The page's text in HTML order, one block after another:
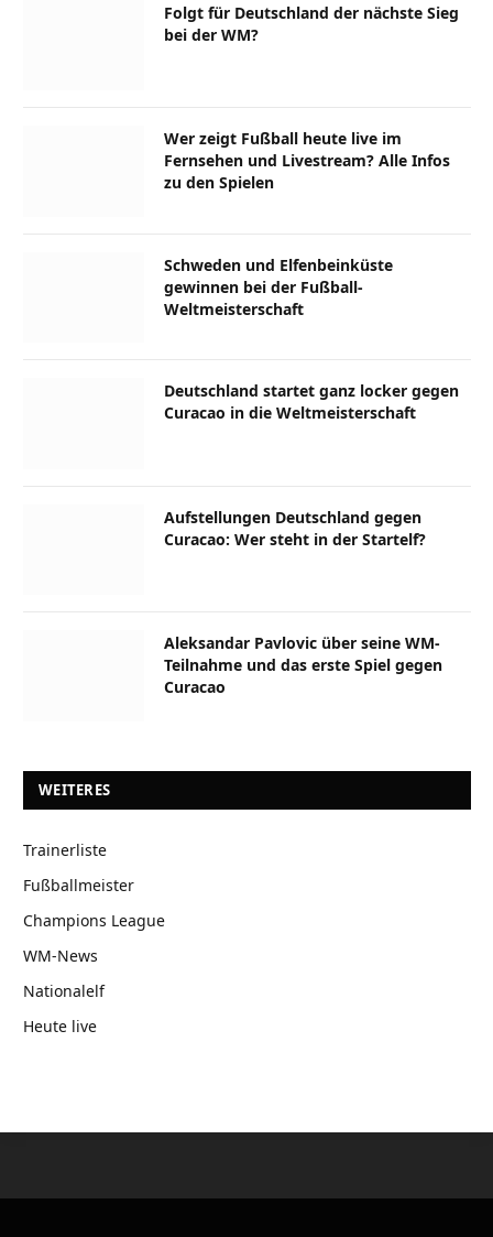
Folgt für Deutschland der nächste Sieg
bei der WM?
Wer zeigt Fußball heute live im
Fernsehen und Livestream? Alle Infos
zu den Spielen
Schweden und Elfenbeinküste
gewinnen bei der Fußball-
Weltmeisterschaft
Deutschland startet ganz locker gegen
Curacao in die Weltmeisterschaft
Aufstellungen Deutschland gegen
Curacao: Wer steht in der Startelf?
Aleksandar Pavlovic über seine WM-
Teilnahme und das erste Spiel gegen
Curacao
WEITERES
Trainerliste
Fußballmeister
Champions League
WM-News
Nationalelf
Heute live